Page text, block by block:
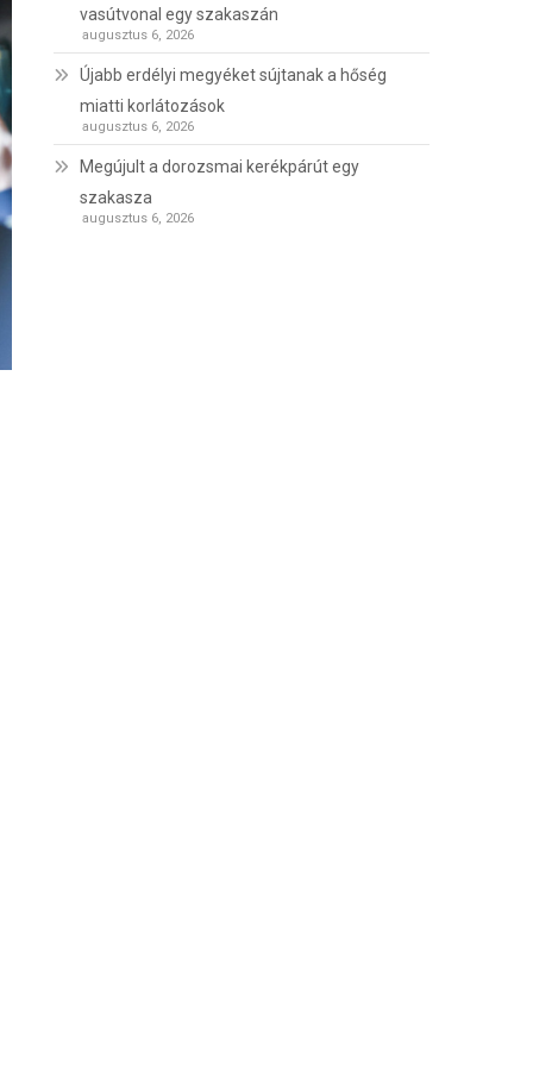
vasútvonal egy szakaszán
augusztus 6, 2026
Újabb erdélyi megyéket sújtanak a hőség
miatti korlátozások
augusztus 6, 2026
Megújult a dorozsmai kerékpárút egy
szakasza
augusztus 6, 2026